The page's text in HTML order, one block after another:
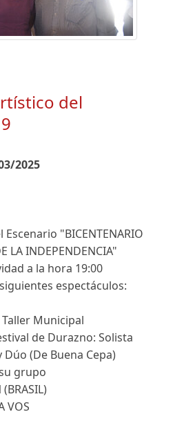
del
2025
"BICENTENARIO
LA INDEPENDENCIA"
a la hora 19:00
espectáculos:
Municipal
de Durazno: Solista
(De Buena Cepa)
grupo
VOS